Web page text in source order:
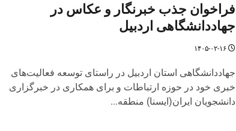
فراخوان جذب خبرنگار و عکاس در
جهاددانشگاهی اردبیل
۱۴۰۵-۰۲-۱۶
جهاددانشگاهی استان اردبیل در راستای توسعه فعالیت‌های
خبری خود در حوزه ارتباطات و برای همکاری در خبرگزاری‌
دانشجویان ایران(ایسنا) منطقه...